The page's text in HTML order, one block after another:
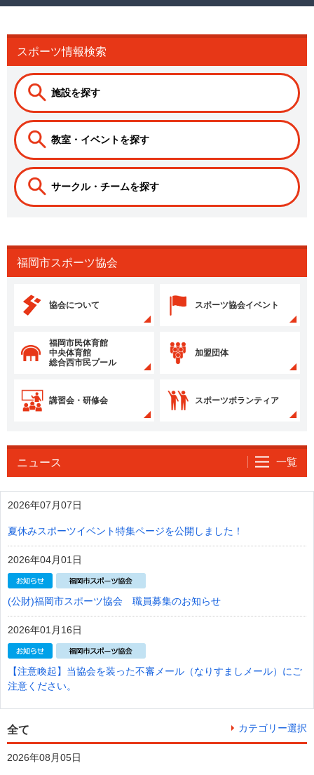
スポーツ情報検索
施設を探す
教室・イベントを探す
サークル・チームを探す
福岡市スポーツ協会
協会について スポーツ協会イベント
福岡市民体育館
中央体育館
総合西市民プール
加盟団体
講習会・研修会 スポーツボランティア
ニュース 一覧
2026年07月07日
夏休みスポーツイベント特集ページを公開しました！
2026年04月01日
(公財)福岡市スポーツ協会 職員募集のお知らせ
2026年01月16日
【注意喚起】当協会を装った不審メール（なりすましメール）にご
注意ください。
全て カテゴリー選択
2026年08月05日